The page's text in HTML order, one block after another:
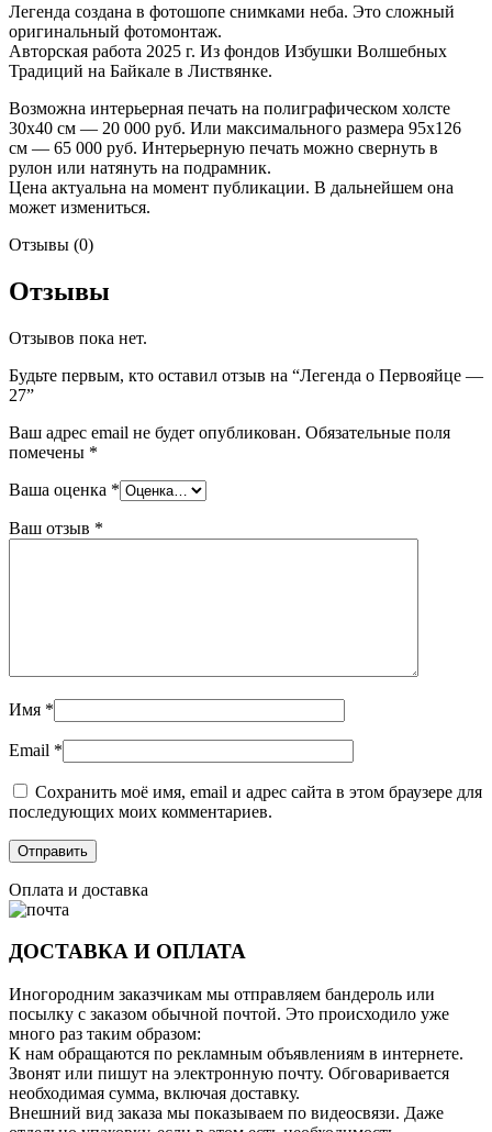
Легенда создана в фотошопе снимками неба. Это сложный
оригинальный фотомонтаж.
Авторская работа 2025 г. Из фондов Избушки Волшебных
Традиций на Байкале в Листвянке.
Возможна интерьерная печать на полиграфическом холсте
30х40 см — 20 000 руб. Или максимального размера 95х126
см — 65 000 руб. Интерьерную печать можно свернуть в
рулон или натянуть на подрамник.
Цена актуальна на момент публикации. В дальнейшем она
может измениться.
Отзывы (0)
Отзывы
Отзывов пока нет.
Будьте первым, кто оставил отзыв на “Легенда о Первояйце —
27”
Ваш адрес email не будет опубликован. Обязательные поля
помечены *
Ваша оценка *
Ваш отзыв *
Имя *
Email *
Сохранить моё имя, email и адрес сайта в этом браузере для
последующих моих комментариев.
Оплата и доставка
ДОСТАВКА И ОПЛАТА
Иногородним заказчикам мы отправляем бандероль или
посылку с заказом обычной почтой. Это происходило уже
много раз таким образом:
К нам обращаются по рекламным объявлениям в интернете.
Звонят или пишут на электронную почту. Обговаривается
необходимая сумма, включая доставку.
Внешний вид заказа мы показываем по видеосвязи. Даже